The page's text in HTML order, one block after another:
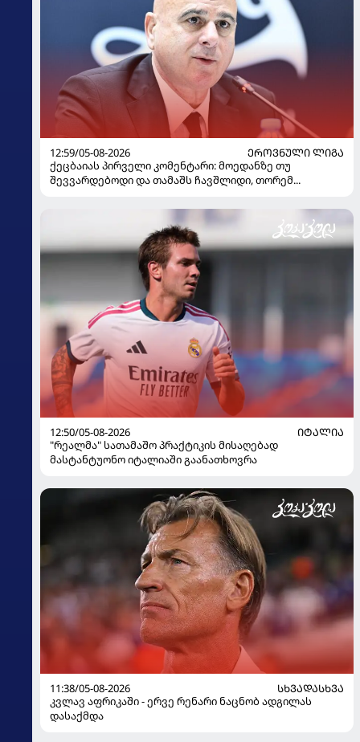
12:59/05-08-2026
ᲔᲠᲝᲕᲜᲣᲚᲘ ᲚᲘᲒᲐ
ქეცბაიას პირველი კომენტარი: მოედანზე თუ
შევვარდებოდი და თამაშს ჩავშლიდი, თორემ...
12:50/05-08-2026
ᲘᲢᲐᲚᲘᲐ
"რეალმა" სათამაშო პრაქტიკის მისაღებად
მასტანტუონო იტალიაში გაანათხოვრა
11:38/05-08-2026
ᲡᲮᲕᲐᲓᲐᲡᲮᲕᲐ
კვლავ აფრიკაში - ერვე რენარი ნაცნობ ადგილას
დასაქმდა